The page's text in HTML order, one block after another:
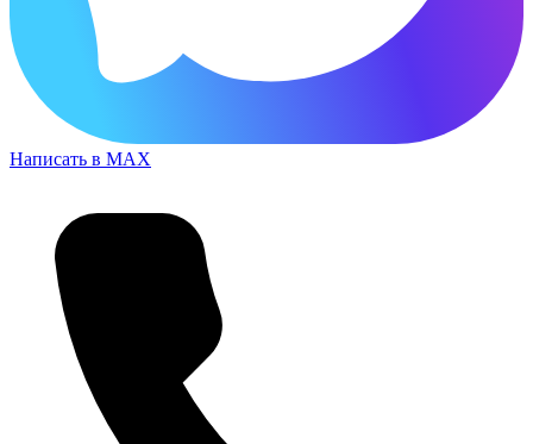
Написать в MAX